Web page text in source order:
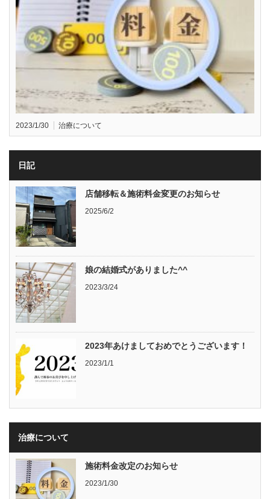
2023/1/30 治療について
日記
店舗移転＆施術料金変更のお知らせ
2025/6/2
娘の結婚式がありました^^
2023/3/24
2023年あけましておめでとうございます！
2023/1/1
治療について
施術料金改定のお知らせ
2023/1/30